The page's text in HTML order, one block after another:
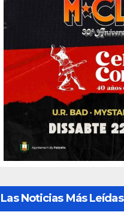
Las Noticias Más